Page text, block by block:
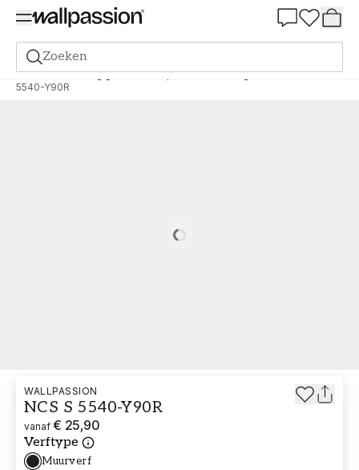
Zoeken
Verf Bestelling gebaseerd op NCS Bestelling door NCS
5540-Y90R
Loading…
WALLPASSION
NCS S 5540-Y90R
vanaf € 25,90
Verftype
Muurverf